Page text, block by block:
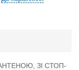
ЗІ СТОП-